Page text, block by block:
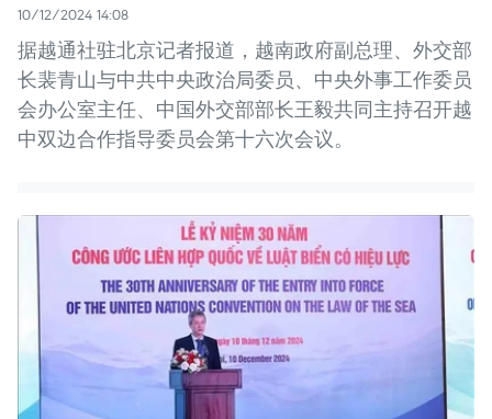
10/12/2024 14:08
据越通社驻北京记者报道，越南政府副总理、外交部
长裴青山与中共中央政治局委员、中央外事工作委员
会办公室主任、中国外交部部长王毅共同主持召开越
中双边合作指导委员会第十六次会议。